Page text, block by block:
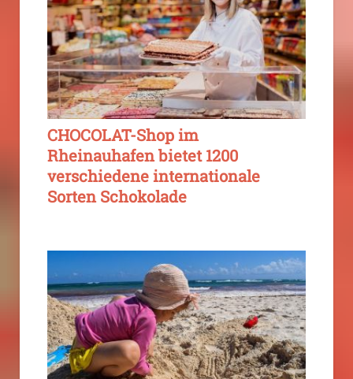
CHOCOLAT-Shop im
Rheinauhafen bietet 1200
verschiedene internationale
Sorten Schokolade